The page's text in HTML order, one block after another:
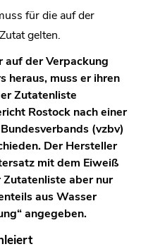
für die auf der
gelten.
der Verpackung
heraus, muss er ihren
Zutatenliste
Rostock nach einer
(vzbv)
Der Hersteller
mit dem Eiweiß
aber nur
aus Wasser
angegeben.